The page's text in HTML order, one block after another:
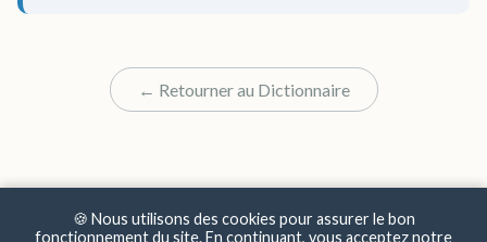
← Retourner au Dictionnaire
🍪 Nous utilisons des cookies pour assurer le bon
fonctionnement du site. En continuant, vous acceptez notre